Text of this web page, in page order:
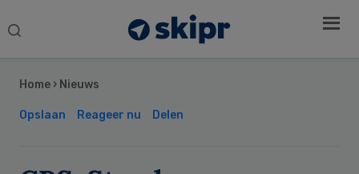
Search
Home › Nieuws
Opslaan Reageer nu Delen
Sidebar